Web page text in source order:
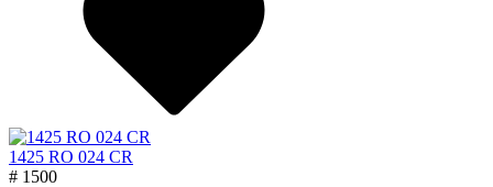
1425 RO 024 CR
# 1500